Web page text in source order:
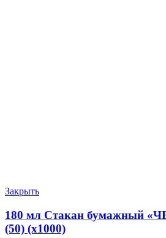
Закрыть
180 мл Стакан бумажный
(50) (х1000)